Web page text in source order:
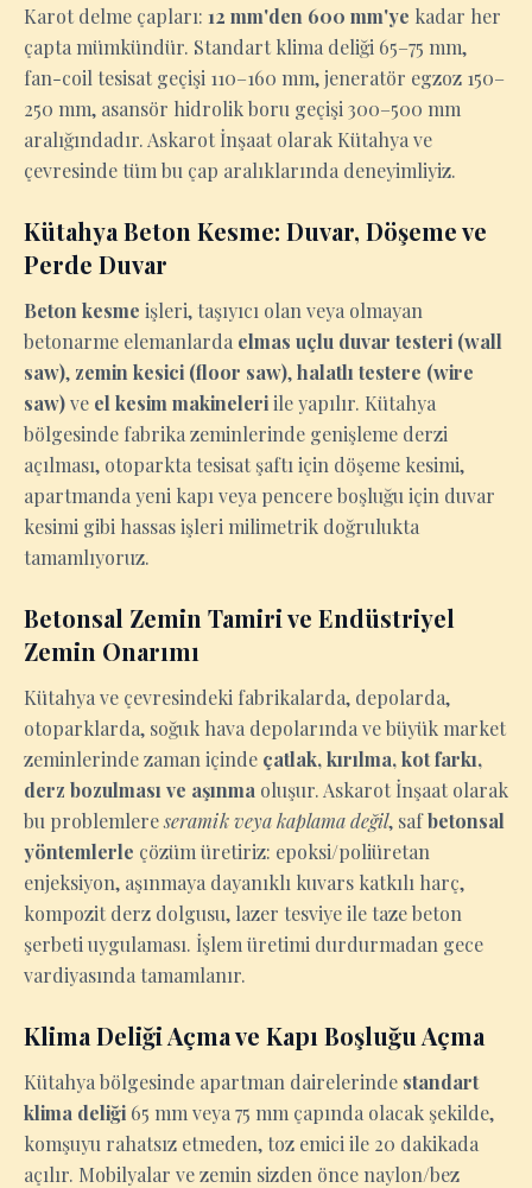
Karot delme çapları: 12 mm'den 600 mm'ye kadar her
çapta mümkündür. Standart klima deliği 65–75 mm,
fan-coil tesisat geçişi 110–160 mm, jeneratör egzoz 150–
250 mm, asansör hidrolik boru geçişi 300–500 mm
aralığındadır. Askarot İnşaat olarak Kütahya ve
çevresinde tüm bu çap aralıklarında deneyimliyiz.
Kütahya Beton Kesme: Duvar, Döşeme ve
Perde Duvar
Beton kesme işleri, taşıyıcı olan veya olmayan
betonarme elemanlarda elmas uçlu duvar testeri (wall
saw), zemin kesici (floor saw),halatlı testere (wire
saw)ve el kesim makineleriile yapılır. Kütahya
bölgesinde fabrika zeminlerinde genişleme derzi
açılması, otoparkta tesisat şaftı için döşeme kesimi,
apartmanda yeni kapı veya pencere boşluğu için duvar
kesimi gibi hassas işleri milimetrik doğrulukta
tamamlıyoruz.
Betonsal Zemin Tamiri ve Endüstriyel
Zemin Onarımı
Kütahya ve çevresindeki fabrikalarda, depolarda,
otoparklarda, soğuk hava depolarında ve büyük market
zeminlerinde zaman içinde çatlak, kırılma, kot farkı,
derz bozulması ve aşınma oluşur. Askarot İnşaat olarak
bu problemlereseramik veya kaplama değil, safbetonsal
yöntemlerle çözüm üretiriz: epoksi/poliüretan
enjeksiyon, aşınmaya dayanıklı kuvars katkılı harç,
kompozit derz dolgusu, lazer tesviye ile taze beton
şerbeti uygulaması. İşlem üretimi durdurmadan gece
vardiyasında tamamlanır.
Klima Deliği Açma ve Kapı Boşluğu Açma
Kütahya bölgesinde apartman dairelerinde standart
klima deliği 65 mm veya 75 mm çapında olacak şekilde,
komşuyu rahatsız etmeden, toz emici ile 20 dakikada
açılır. Mobilyalar ve zemin sizden önce naylon/bez